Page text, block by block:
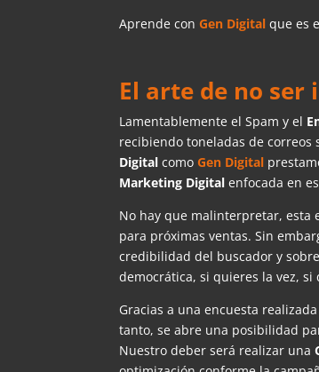
Aprende conGen Digital que es
El arte de no
Lamentablemente el Spam y el
recibiendo toneladas de correos
DigitalcomoGen Digital
Marketing Digitalenfocada en
No hay que malinterpretar, esta
para próximas ventas. Sin
credibilidad del buscador y
democrática, si quieres la vez, si
Gracias a una encuesta
tanto, se abre una posibilidad
Nuestro deber será realizar una